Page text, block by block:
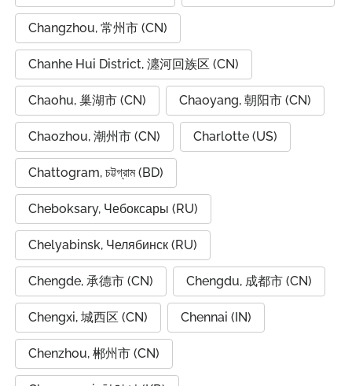
Changzhou, 常州市 (CN)
Chanhe Hui District, 瀍河回族区 (CN)
Chaohu, 巢湖市 (CN) Chaoyang, 朝阳市 (CN)
Chaozhou, 潮州市 (CN) Charlotte (US)
Chattogram, চট্টগ্রাম (BD)
Cheboksary, Чебоксары (RU)
Chelyabinsk, Челябинск (RU)
Chengde, 承德市 (CN) Chengdu, 成都市 (CN)
Chengxi, 城西区 (CN) Chennai (IN)
Chenzhou, 郴州市 (CN)